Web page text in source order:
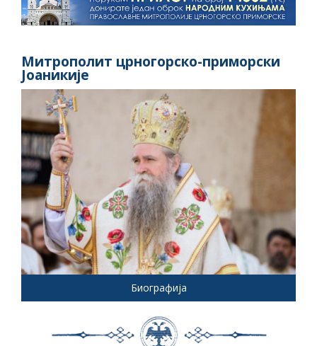
Митрополит црногорско-приморски
Јоаникије
Биографија